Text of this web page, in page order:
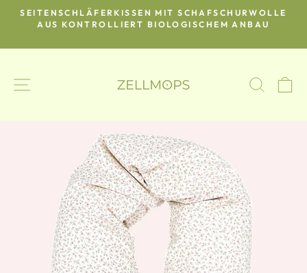
Direkt
Pause
Diashow
SEITENSCHLÄFERKISSEN MIT SCHAFSCHURWOLLE
AUS KONTROLLIERT BIOLOGISCHEM ANBAU
SEITENNAVIGATION